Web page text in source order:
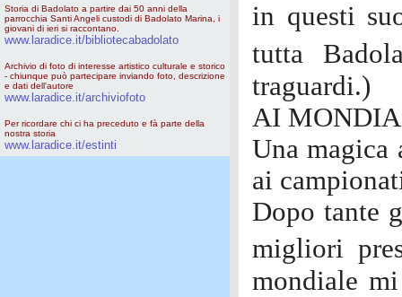
Storia di Badolato a partire dai 50 anni della
parrocchia Santi Angeli custodi di Badolato Marina, i
giovani di ieri si raccontano.
www.laradice.it/bibliotecabadolato
Archivio di foto di interesse artistico culturale e storico
- chiunque può partecipare inviando foto, descrizione
e dati dell'autore
www.laradice.it/archiviofoto
Per ricordare chi ci ha preceduto e fà parte della
nostra storia
www.laradice.it/estinti
in questi
tutta
traguardi.)
AI
Una magica
ai
Dopo tante
migliori
mondiale